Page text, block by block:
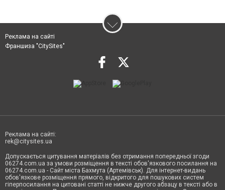
Реклама на сайті
Франшиза "CitySites"
Реклама на сайті:
rek@citysites.ua
Допускається цитування матеріалів без отримання попередньої згоди
06274.com.ua за умови розміщення в тексті обов'язкового посилання на
06274.com.ua - Сайт міста Бахмута (Артемівськ). Для інтернет-видань
обов'язкове розміщення прямого, відкритого для пошукових систем
гіперпосилання на цитовані статті не нижче другого абзацу в тексті або в